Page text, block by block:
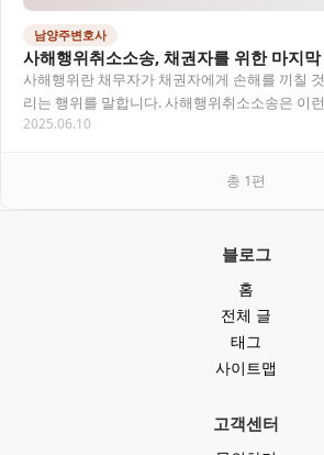
남양주변호사
사해행위취소소송, 채권자를 위한 마지
사해행위란 채무자가 채권자에게 손해를 끼칠
리는 행위를 말합니다. 사해행위취소소송은 이
무자의 재산처분을 무효화해 다시 집행 가능한
2025.06.10
총 1편
블로그
홈
전체 글
태그
사이트맵
고객센터